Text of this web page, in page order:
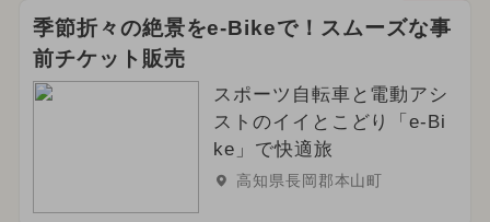
季節折々の絶景をe-Bikeで！スムーズな事
前チケット販売
スポーツ自転車と電動アシ
ストのイイとこどり「e-Bi
ke」で快適旅
高知県長岡郡本山町